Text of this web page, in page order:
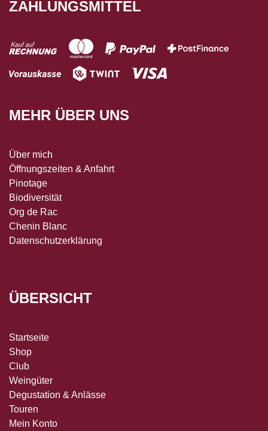
ZAHLUNGSMITTEL
MEHR ÜBER UNS
Über mich
Öffnungszeiten & Anfahrt
Pinotage
Biodiversität
Org de Rac
Chenin Blanc
Datenschutzerklärung
ÜBERSICHT
Startseite
Shop
Club
Weingüter
Degustation & Anlässe
Touren
Mein Konto